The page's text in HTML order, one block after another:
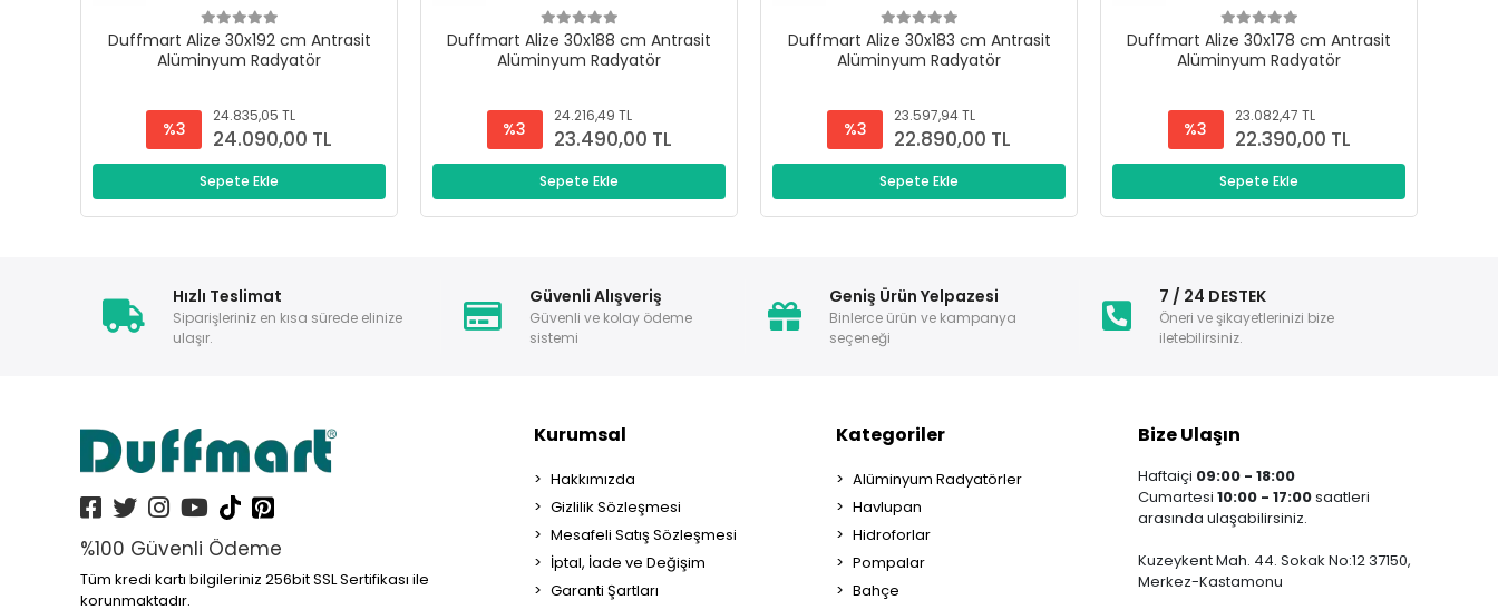
Duffmart Alize 30x192 cm Antrasit
Alüminyum Radyatör
%3
24.835,05 TL
24.090,00 TL
Sepete Ekle
Duffmart Alize 30x188 cm Antrasit
Alüminyum Radyatör
%3
24.216,49 TL
23.490,00 TL
Sepete Ekle
Duffmart Alize 30x183 cm Antrasit
Alüminyum Radyatör
%3
23.597,94 TL
22.890,00 TL
Sepete Ekle
Duffmart Alize 30x178 cm Antrasit
Alüminyum Radyatör
%3
23.082,47 TL
22.390,00 TL
Sepete Ekle
Hızlı Teslimat
Siparişleriniz en kısa sürede elinize
ulaşır.
Güvenli Alışveriş
Güvenli ve kolay ödeme
sistemi
Geniş Ürün Yelpazesi
Binlerce ürün ve kampanya
seçeneği
7 / 24 DESTEK
Öneri ve şikayetlerinizi bize
iletebilirsiniz.
%100 Güvenli Ödeme
Tüm kredi kartı bilgileriniz 256bit SSL Sertifikası ile
korunmaktadır.
Kurumsal
Hakkımızda
Gizlilik Sözleşmesi
Mesafeli Satış Sözleşmesi
İptal, İade ve Değişim
Garanti Şartları
Kategoriler
Alüminyum Radyatörler
Havlupan
Hidroforlar
Pompalar
Bahçe
Bize Ulaşın
Haftaiçi 09:00 - 18:00
Cumartesi 10:00 - 17:00saatleri
arasında ulaşabilirsiniz.
Kuzeykent Mah. 44. Sokak No:12 37150,
Merkez-Kastamonu